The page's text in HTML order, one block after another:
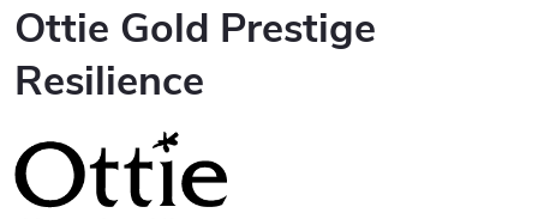
Ottie Gold Prestige
Resilience